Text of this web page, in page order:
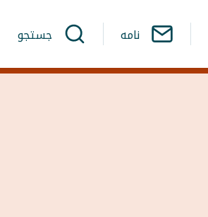
نامه جستجو